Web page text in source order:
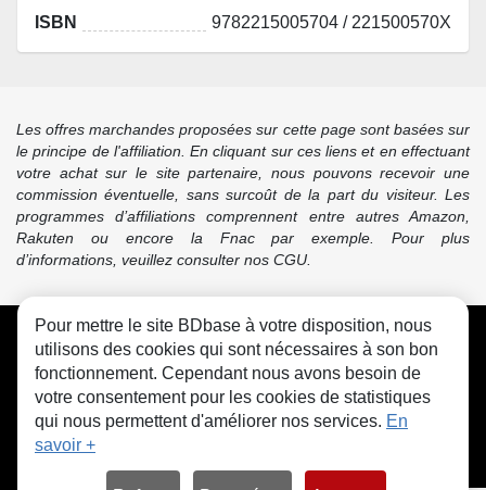
ISBN 9782215005704 / 221500570X
Les offres marchandes proposées sur cette page sont basées sur
le principe de l'affiliation. En cliquant sur ces liens et en effectuant
votre achat sur le site partenaire, nous pouvons recevoir une
commission éventuelle, sans surcoût de la part du visiteur. Les
programmes d’affiliations comprennent entre autres Amazon,
Rakuten ou encore la Fnac par exemple. Pour plus
d’informations, veuillez consulter nos CGU.
CGU FAQ Contact Cookies
Pour mettre le site BDbase à votre disposition, nous
utilisons des cookies qui sont nécessaires à son bon
fonctionnement. Cependant nous avons besoin de
votre consentement pour les cookies de statistiques
qui nous permettent d'améliorer nos services. En
savoir +